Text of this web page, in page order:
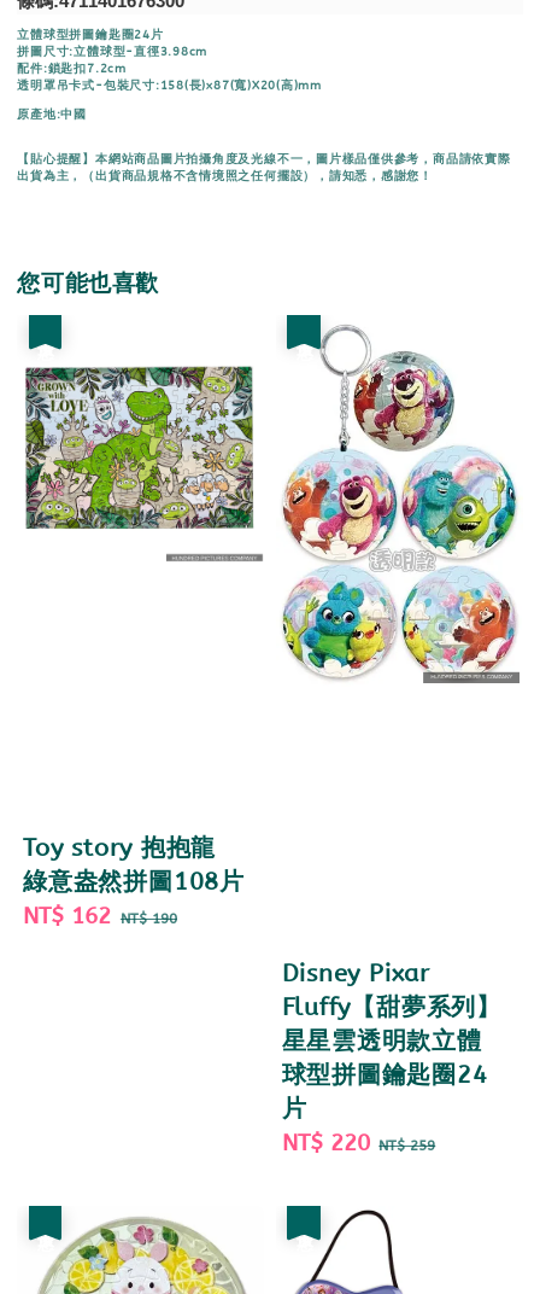
立體球型拼圖鑰匙圈24片
拼圖尺寸:立體球型-直徑3.98cm
配件:鎖匙扣7.2cm
透明罩吊卡式-包裝尺寸:158(長)x87(寬)X20(高)mm
原產地:中國
【貼心提醒】本網站商品圖片拍攝角度及光線不一，圖片樣品僅供參考，商品請依實際
出貨為主，（出貨商品規格不含情境照之任何擺設），請知悉，感謝您！
您可能也喜歡
Toy story 抱抱龍
綠意盎然拼圖108片
Sale
NT$ 162 Regular
NT$ 190
Disney Pixar
Fluffy【甜夢系列】
星星雲透明款立體
球型拼圖鑰匙圈24
片
Sale
NT$ 220 Regular
NT$ 259